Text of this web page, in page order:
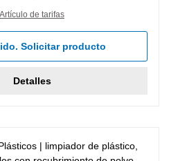
Artículo de tarifas
Solicitar producto
Detalles